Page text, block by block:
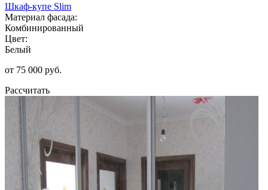
Шкаф-купе Slim
Материал фасада:
Комбинированный
Цвет:
Белый
от 75 000 руб.
Рассчитать